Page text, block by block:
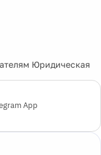
Юридическая
App